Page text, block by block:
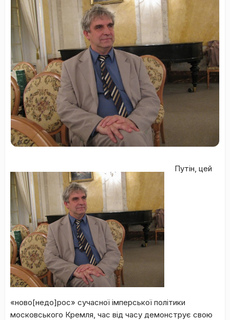
Путін, цей
«ново[недо]рос» сучасної імперської політики
московського Кремля, час від часу демонструє свою